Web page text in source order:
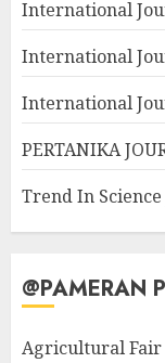
International
International
International
PERTANIKA
Trend In
@PAMERAN
Agricultural Fair